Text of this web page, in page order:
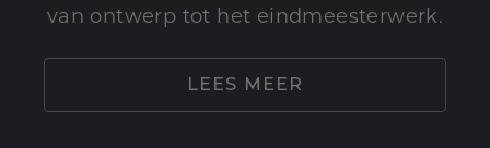
van ontwerp tot het eindmeesterwerk.
LEES MEER